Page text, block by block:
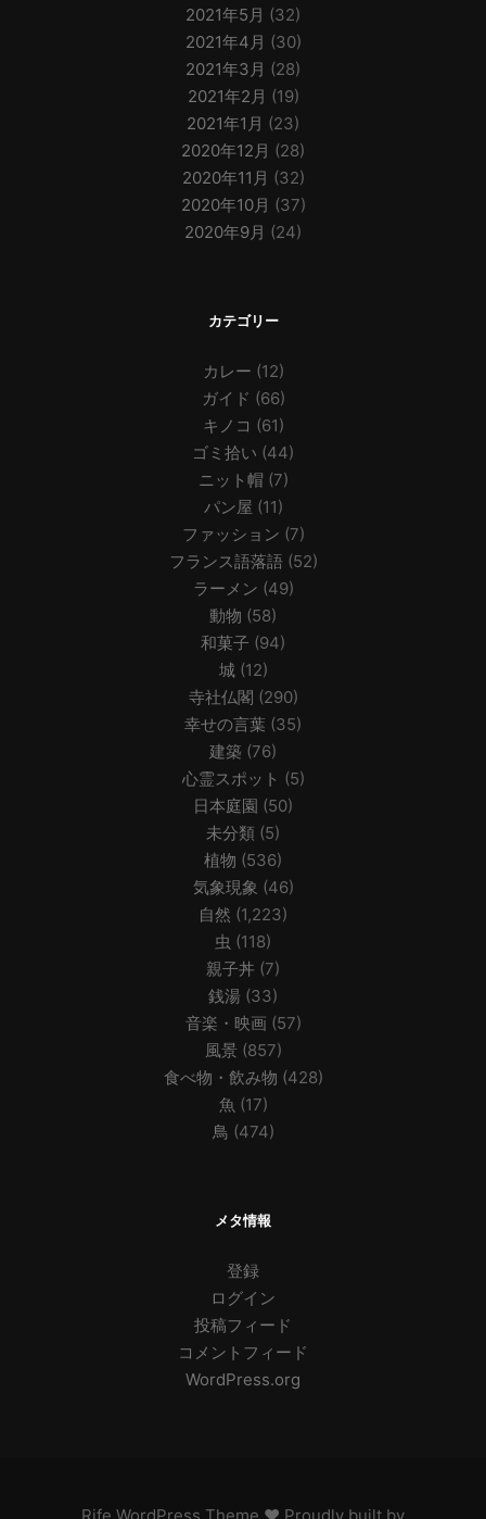
2021年5月 (32)
2021年4月 (30)
2021年3月 (28)
2021年2月 (19)
2021年1月 (23)
2020年12月 (28)
2020年11月 (32)
2020年10月 (37)
2020年9月 (24)
カテゴリー
カレー (12)
ガイド (66)
キノコ (61)
ゴミ拾い (44)
ニット帽 (7)
パン屋 (11)
ファッション (7)
フランス語落語 (52)
ラーメン (49)
動物 (58)
和菓子 (94)
城(12)
寺社仏閣 (290)
幸せの言葉 (35)
建築 (76)
心霊スポット (5)
日本庭園 (50)
未分類 (5)
植物 (536)
気象現象 (46)
自然 (1,223)
虫 (118)
親子丼 (7)
銭湯 (33)
音楽・映画 (57)
風景(857)
食べ物・飲み物 (428)
魚 (17)
鳥 (474)
メタ情報
登録
ログイン
投稿フィード
コメントフィード
WordPress.org